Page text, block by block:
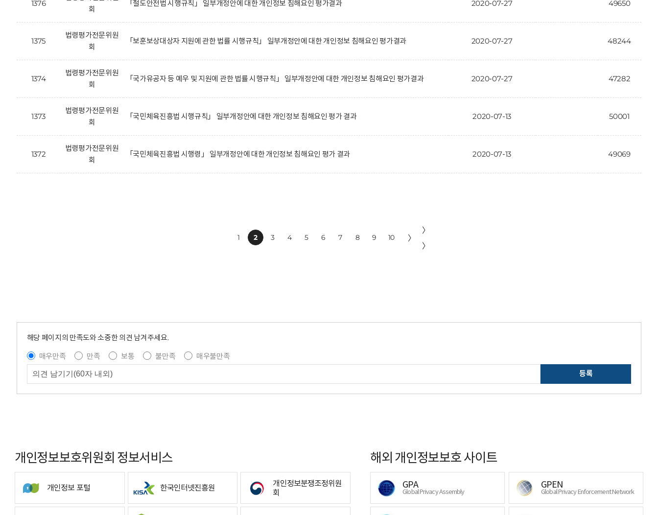
1376
회
「철도안전법 시행규칙」 일부개정안에 대한 개인정보 침해요인 평가결과 2020-07-27 49650
1375
법령평가전문위원
회
「보훈보상대상자 지원에 관한 법률 시행규칙」 일부개정안에 대한 개인정보 침해요인 평가결과 2020-07-27 48244
1374
법령평가전문위원
회
「국가유공자 등 예우 및 지원에 관한 법률 시행규칙」 일부개정안에 대한 개인정보 침해요인 평가결과 2020-07-27 47282
1373
법령평가전문위원
회
「국민체육진흥법 시행규칙」 일부개정안에 대한 개인정보 침해요인 평가 결과 2020-07-13 50001
1372
법령평가전문위원
회
「국민체육진흥법 시행령」 일부개정안에 대한 개인정보 침해요인 평가 결과 2020-07-13 49069
1 2 3 4 5 6 7 8 9 10 〉
〉
〉
해당 페이지의 만족도와 소중한 의견 남겨주세요.
매우만족
만족 보통 불만족
매우불만족
등록
개인정보보호위원회 정보서비스
개인정보 포털 한국인터넷진흥원
개인정보분쟁조정위원
회
해외 개인정보보호 사이트
GPA
Global Privacy Assembly
GPEN
Global Privacy Enforcement Network